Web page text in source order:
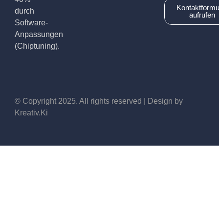
durch
Software-
Anpassungen
(Chiptuning).
aufrufen
© Copyright 2025. All rights reserved | Design by
Kreativ.Ki